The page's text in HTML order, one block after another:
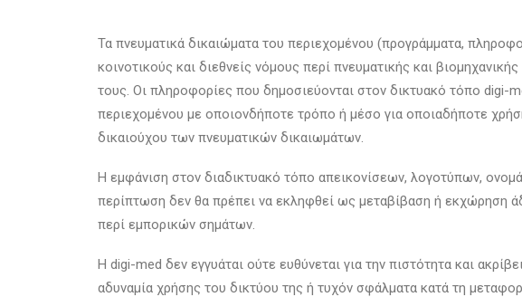
Τα πνευματικά δικαιώματα του περιεχομένου (προγράμματα,
κοινοτικούς και διεθνείς νόμους περί πνευματικής και
τους. Οι πληροφορίες που δημοσιεύονται στον δικτυακό τόπο digi-
περιεχομένου με οποιονδήποτε τρόπο ή μέσο για οποιαδήποτε
δικαιούχου των πνευματικών δικαιωμάτων.
Η εμφάνιση στον διαδικτυακό τόπο απεικονίσεων, λογοτύπων,
περίπτωση δεν θα πρέπει να εκληφθεί ως μεταβίβαση ή εκχώρηση
περί εμπορικών σημάτων.
Η digi-med δεν εγγυάται ούτε ευθύνεται για την πιστότητα και
αδυναμία χρήσης του δικτύου της ή τυχόν σφάλματα κατά τη